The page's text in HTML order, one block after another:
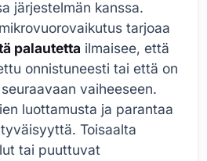
järjestelmän kanssa.
tarjoaa
palautetta ilmaisee, että
onnistuneesti tai että on
vaiheeseen.
luottamusta ja parantaa
Toisaalta
tai puuttuvat